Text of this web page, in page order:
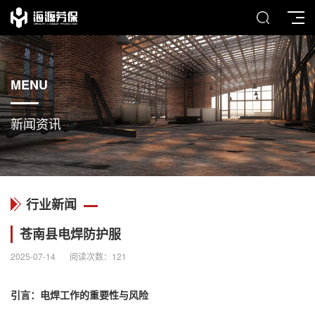
MENU
新闻资讯
行业新闻
苍南县电焊防护服
2025-07-14 阅读次数： 121
引言：电焊工作的重要性与风险